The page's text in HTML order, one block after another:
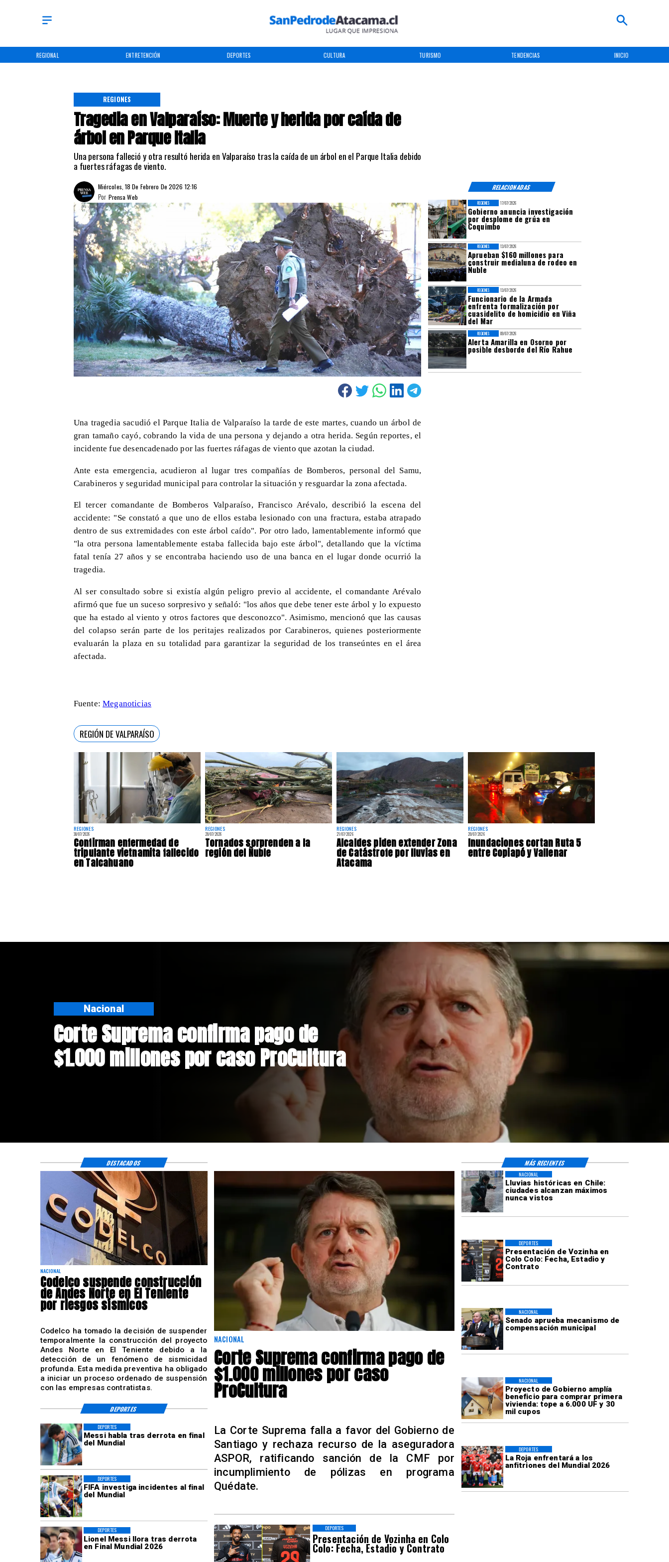
REGIONAL ENTRETENCIÓN DEPORTES CULTURA TURISMO TENDENCIAS INICIO
Tragedia en Valparaíso: Muerte y herida por caída de
árbol en Parque Italia
Una persona falleció y otra resultó herida en Valparaíso tras la caída de un árbol en el Parque Italia debido
a fuertes ráfagas de viento.
REGIONES
RELACIONADAS
Miércoles, 18 De Febrero De 2026 12:16
Prensa Web
Por
REGIONES
30/07/2026
Confirman enfermedad de
tripulante vietnamita fallecido
en Talcahuano
REGIONES
28/07/2026
Tornados sorprenden a la
región del Ñuble
REGIONES
21/07/2026
Alcaldes piden extender Zona
de Catástrofe por lluvias en
Atacama
REGIONES
20/07/2026
Inundaciones cortan Ruta 5
entre Copiapó y Vallenar
17/07/2026
Gobierno anuncia investigación
por desplome de grúa en
Coquimbo
REGIONES
13/07/2026
Aprueban $160 millones para
construir medialuna de rodeo en
Ñuble
REGIONES
13/07/2026
Funcionario de la Armada
enfrenta formalización por
cuasidelito de homicidio en Viña
del Mar
REGIONES
09/07/2026
Alerta Amarilla en Osorno por
posible desborde del Río Rahue
REGIONES
Una tragedia sacudió el Parque Italia de Valparaíso la tarde de este martes, cuando un árbol de
gran tamaño cayó, cobrando la vida de una persona y dejando a otra herida. Según reportes, el
incidente fue desencadenado por las fuertes ráfagas de viento que azotan la ciudad.
Ante esta emergencia, acudieron al lugar tres compañías de Bomberos, personal del Samu,
Carabineros y seguridad municipal para controlar la situación y resguardar la zona afectada.
El tercer comandante de Bomberos Valparaíso, Francisco Arévalo, describió la escena del
accidente: "Se constató a que uno de ellos estaba lesionado con una fractura, estaba atrapado
dentro de sus extremidades con este árbol caído". Por otro lado, lamentablemente informó que
"la otra persona lamentablemente estaba fallecida bajo este árbol", detallando que la víctima
fatal tenía 27 años y se encontraba haciendo uso de una banca en el lugar donde ocurrió la
tragedia.
Al ser consultado sobre si existía algún peligro previo al accidente, el comandante Arévalo
afirmó que fue un suceso sorpresivo y señaló: "los años que debe tener este árbol y lo expuesto
que ha estado al viento y otros factores que desconozco". Asimismo, mencionó que las causas
del colapso serán parte de los peritajes realizados por Carabineros, quienes posteriormente
evaluarán la plaza en su totalidad para garantizar la seguridad de los transeúntes en el área
afectada.
Fuente:Meganoticias
REGIÓN DE VALPARAÍSO
Codelco suspende construcción de
Andes Norte en El Teniente por
Nacional
Lluvias históricas en Chile:
ciudades alcanzan máximos
nunca vistos
NACIONAL
Presentación de Vozinha en
Colo Colo: Fecha, Estadio y
Contrato
DEPORTES
Senado aprueba mecanismo de
compensación municipal
NACIONAL
Proyecto de Gobierno amplía
beneficio para comprar primera
vivienda: tope a 6.000 UF y 30
mil cupos
NACIONAL
La Roja enfrentará a los
anfitriones del Mundial 2026
DEPORTES
Messi habla tras derrota en final
del Mundial
DEPORTES
FIFA investiga incidentes al final
del Mundial
DEPORTES
Lionel Messi llora tras derrota
en Final Mundial 2026
DEPORTES
Presentación de Vozinha en Colo
Colo: Fecha, Estadio y Contrato
DEPORTES
NACIONAL
Codelco suspende construcción
de Andes Norte en El Teniente
por riesgos sísmicos
Codelco ha tomado la decisión de suspender
temporalmente la construcción del proyecto
Andes Norte en El Teniente debido a la
detección de un fenómeno de sismicidad
profunda. Esta medida preventiva ha obligado
a iniciar un proceso ordenado de suspensión
con las empresas contratistas.
NACIONAL
Corte Suprema confirma pago de
$1.000 millones por caso
ProCultura
La Corte Suprema falla a favor del Gobierno de
Santiago y rechaza recurso de la aseguradora
ASPOR, ratificando sanción de la CMF por
incumplimiento de pólizas en programa
Quédate.
DESTACADOS MÁS RECIENTES
DEPORTES